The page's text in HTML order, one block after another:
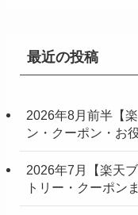
最近の投稿
2026年8月前半【
ン・クーポン・お
2026年7月【楽天
トリー・クーポン